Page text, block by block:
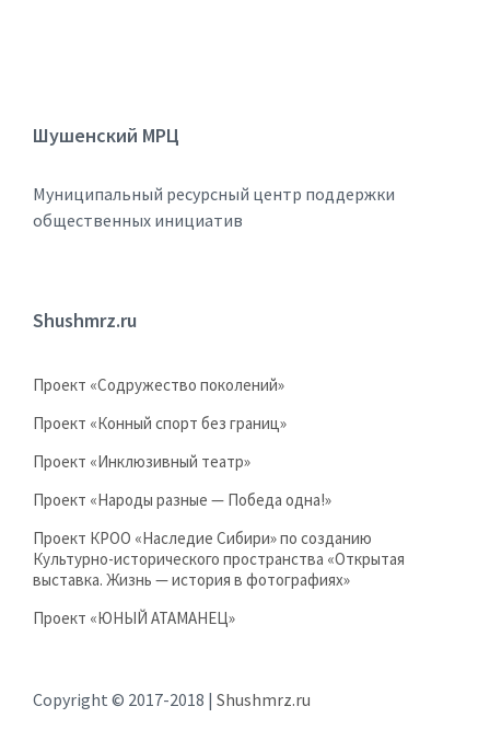
Шушенский МРЦ
Муниципальный ресурсный центр поддержки
общественных инициатив
Shushmrz.ru
Проект «Содружество поколений»
Проект «Конный спорт без границ»
Проект «Инклюзивный театр»
Проект «Народы разные — Победа одна!»
Проект КРОО «Наследие Сибири» по созданию
Культурно-исторического пространства «Открытая
выставка. Жизнь — история в фотографиях»
Проект «ЮНЫЙ АТАМАНЕЦ»
Copyright © 2017-2018 | Shushmrz.ru